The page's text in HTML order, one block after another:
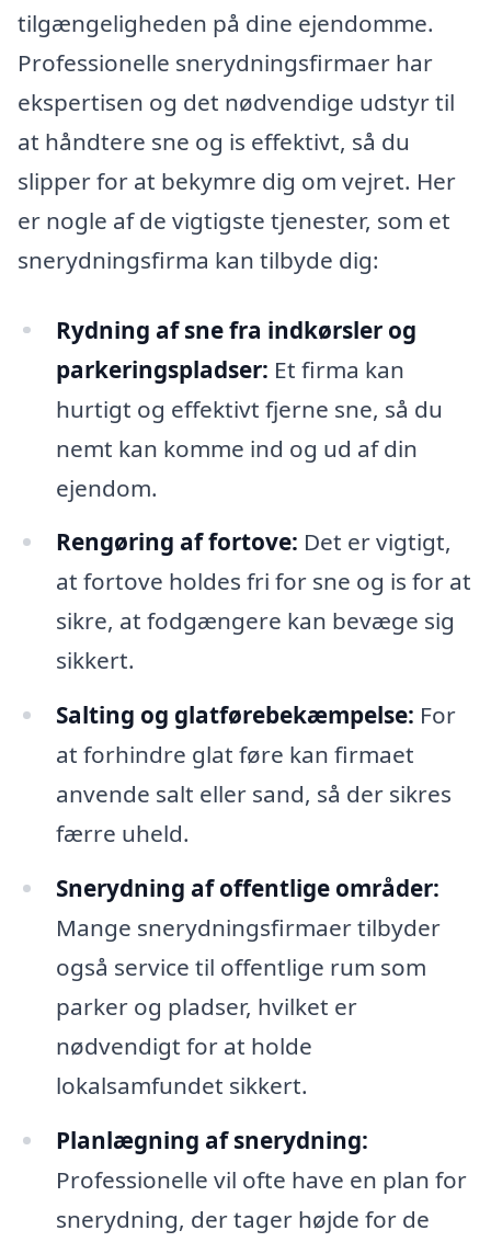
tilgængeligheden på dine ejendomme.
Professionelle snerydningsfirmaer har
ekspertisen og det nødvendige udstyr til
at håndtere sne og is effektivt, så du
slipper for at bekymre dig om vejret. Her
er nogle af de vigtigste tjenester, som et
snerydningsfirma kan tilbyde dig:
Rydning af sne fra indkørsler og
parkeringspladser: Et firma kan
hurtigt og effektivt fjerne sne, så du
nemt kan komme ind og ud af din
ejendom.
Rengøring af fortove: Det er vigtigt,
at fortove holdes fri for sne og is for at
sikre, at fodgængere kan bevæge sig
sikkert.
Salting og glatførebekæmpelse: For
at forhindre glat føre kan firmaet
anvende salt eller sand, så der sikres
færre uheld.
Snerydning af offentlige områder:
Mange snerydningsfirmaer tilbyder
også service til offentlige rum som
parker og pladser, hvilket er
nødvendigt for at holde
lokalsamfundet sikkert.
Planlægning af snerydning:
Professionelle vil ofte have en plan for
snerydning, der tager højde for de